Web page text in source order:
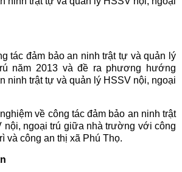
đảm bảo an ninh trật tự và quản lý
năm 2013 và đề ra phương hướng
ninh trật tự và quản lý HSSV nội, ngoại
về công tác đảm bảo an ninh trật
nội, ngoại trú giữa nhà trường với công
và công an thị xã Phú Thọ.